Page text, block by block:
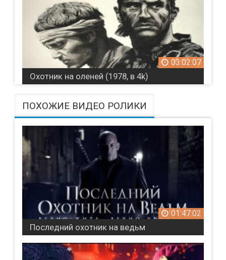
03:02:07
Охотник на оленей (1978, в 4k)
ПОХОЖИЕ ВИДЕО РОЛИКИ
01:47:02
Последний охотник на ведьм